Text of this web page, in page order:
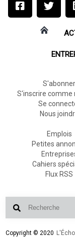
S'abonner
S'inscrire comme
Se
Nous
Emplois
Petites
Cahiers
Flux RSS
Copyright © 2020